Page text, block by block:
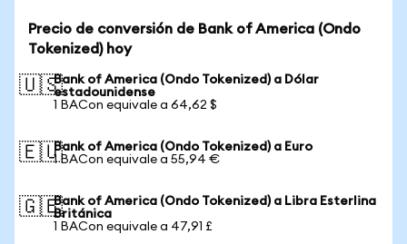
Precio de conversión de Bank of America (Ondo
Tokenized) hoy
🇺🇸Bank of America (Ondo Tokenized) a Dólar
estadounidense
1 BACon equivale a 64,62 $
🇪🇺Bank of America (Ondo Tokenized) a Euro
1 BACon equivale a 55,94 €
🇬🇧Bank of America (Ondo Tokenized) a Libra Esterlina
Británica
1 BACon equivale a 47,91 £